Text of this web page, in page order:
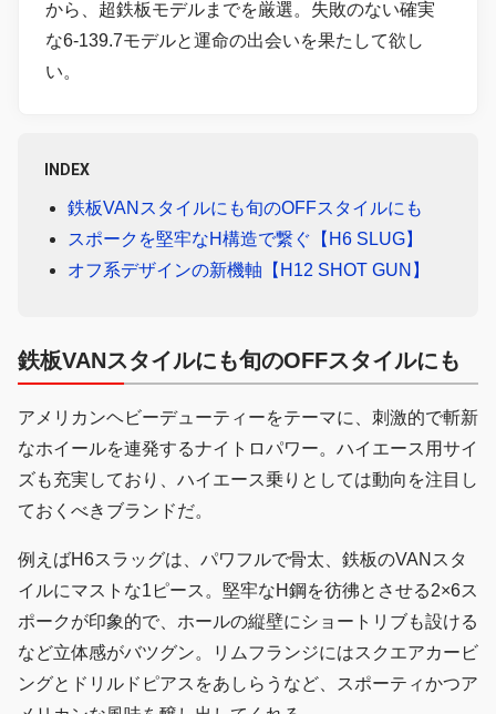
から、超鉄板モデルまでを厳選。失敗のない確実
な6-139.7モデルと運命の出会いを果たして欲し
い。
INDEX
鉄板VANスタイルにも旬のOFFスタイルにも
スポークを堅牢なH構造で繋ぐ【H6 SLUG】
オフ系デザインの新機軸【H12 SHOT GUN】
鉄板VANスタイルにも旬のOFFスタイルにも
アメリカンヘビーデューティーをテーマに、刺激的で斬新
なホイールを連発するナイトロパワー。ハイエース用サイ
ズも充実しており、ハイエース乗りとしては動向を注目し
ておくべきブランドだ。
例えばH6スラッグは、パワフルで骨太、鉄板のVANスタ
イルにマストな1ピース。堅牢なH鋼を彷彿とさせる2×6ス
ポークが印象的で、ホールの縦壁にショートリブも設ける
など立体感がバツグン。リムフランジにはスクエアカービ
ングとドリルドピアスをあしらうなど、スポーティかつア